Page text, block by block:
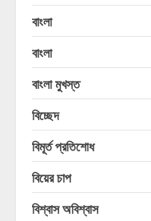
বাংলা
বাংলা
বাংলা মুখস্ত
বিচ্ছেদ
বিমূর্ত প্রতিশোধ
বিয়ের চাপ
বিশ্বাস অবিশ্বাস